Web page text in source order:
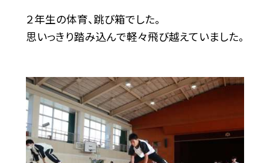
２年生の体育、跳び箱でした。
思いっきり踏み込んで軽々飛び越えていました。